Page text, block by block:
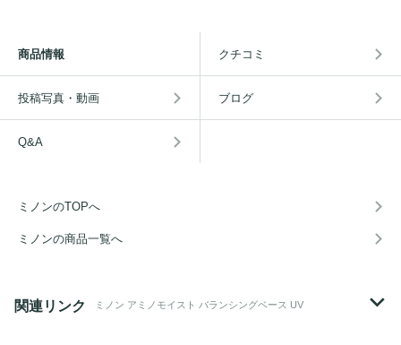
商品情報 クチコミ
投稿写真・動画 ブログ
Q&A
ミノンのTOPへ
ミノンの商品一覧へ
関連リンク ミノン アミノモイスト バランシングベース UV